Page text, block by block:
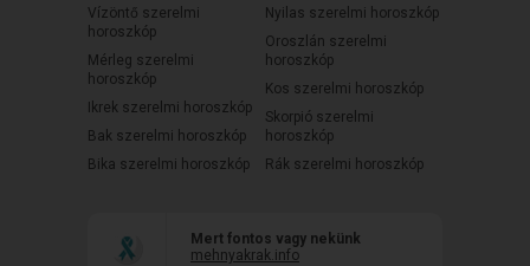
Vízöntő szerelmi
horoszkóp
Mérleg szerelmi
horoszkóp
Ikrek szerelmi horoszkóp
Bak szerelmi horoszkóp
Bika szerelmi horoszkóp
Nyilas szerelmi horoszkóp
Oroszlán szerelmi
horoszkóp
Kos szerelmi horoszkóp
Skorpió szerelmi
horoszkóp
Rák szerelmi horoszkóp
Mert fontos vagy nekünk
mehnyakrak.info